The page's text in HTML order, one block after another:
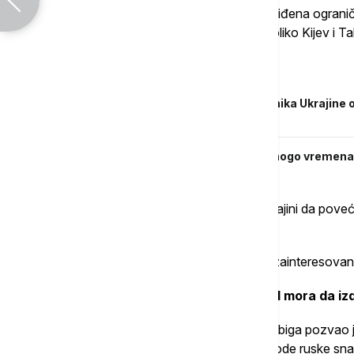
Pevkur je rekao da bi mogla da budu zaobiđena
opreme iz Ukrajine zbog ratnog stanja ukoliko Kijev i
RAT U UKRAJINI Šef kabineta predsednika
RAT U UKRAJINI Zelenski: Nemamo mnogo
"Sporazum te vrste mogao bi pomoći Ukrajini da
Pevkur je istakao da je Estonija posebno
15.26 Sibiga: Međunarodni krivični sud mora da
Ministar spoljnih poslova Ukrajine Andrij Sibiga
na pogubljenja ukrajinskih vojnika koja izvode ruske